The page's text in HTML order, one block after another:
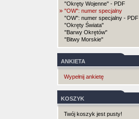
"Okręty Wojenne" - PDF
» "OW": numer specjalny
"OW": numer specjalny - PDF
"Okręty Świata"
"Barwy Okrętów"
"Bitwy Morskie"
ANKIETA
Wypełnij ankietę
KOSZYK
Twój koszyk jest pusty!